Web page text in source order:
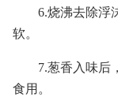
6.烧沸去除浮
软。
7.葱香入味后
食用。